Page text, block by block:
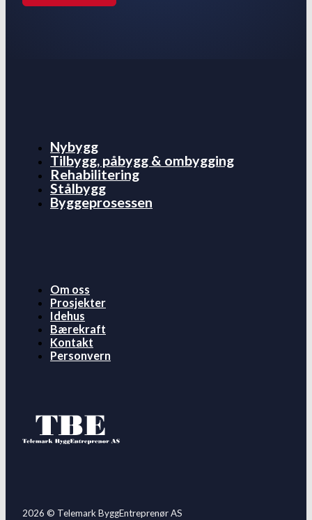
Nybygg
Tilbygg, påbygg & ombygging
Rehabilitering
Stålbygg
Byggeprosessen
Om oss
Prosjekter
Idehus
Bærekraft
Kontakt
Personvern
2026 © Telemark ByggEntreprenør AS